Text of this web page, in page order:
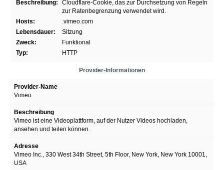
Beschreibung:
Cloudflare-Cookie, das zur Durchsetzung von Regeln
zur Ratenbegrenzung verwendet wird.
Hosts:
.vimeo.com
Lebensdauer:
Sitzung
Zweck:
Funktional
Typ:
HTTP
Provider-Informationen
Provider-Name
Vimeo
Beschreibung
Vimeo ist eine Videoplattform, auf der Nutzer Videos hochladen,
ansehen und teilen können.
Adresse
Vimeo Inc., 330 West 34th Street, 5th Floor, New York, New York 10001,
USA